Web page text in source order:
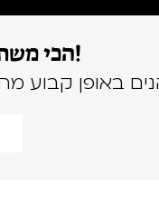
הכי משתלם מועדון המנויים!
באופן קבוע